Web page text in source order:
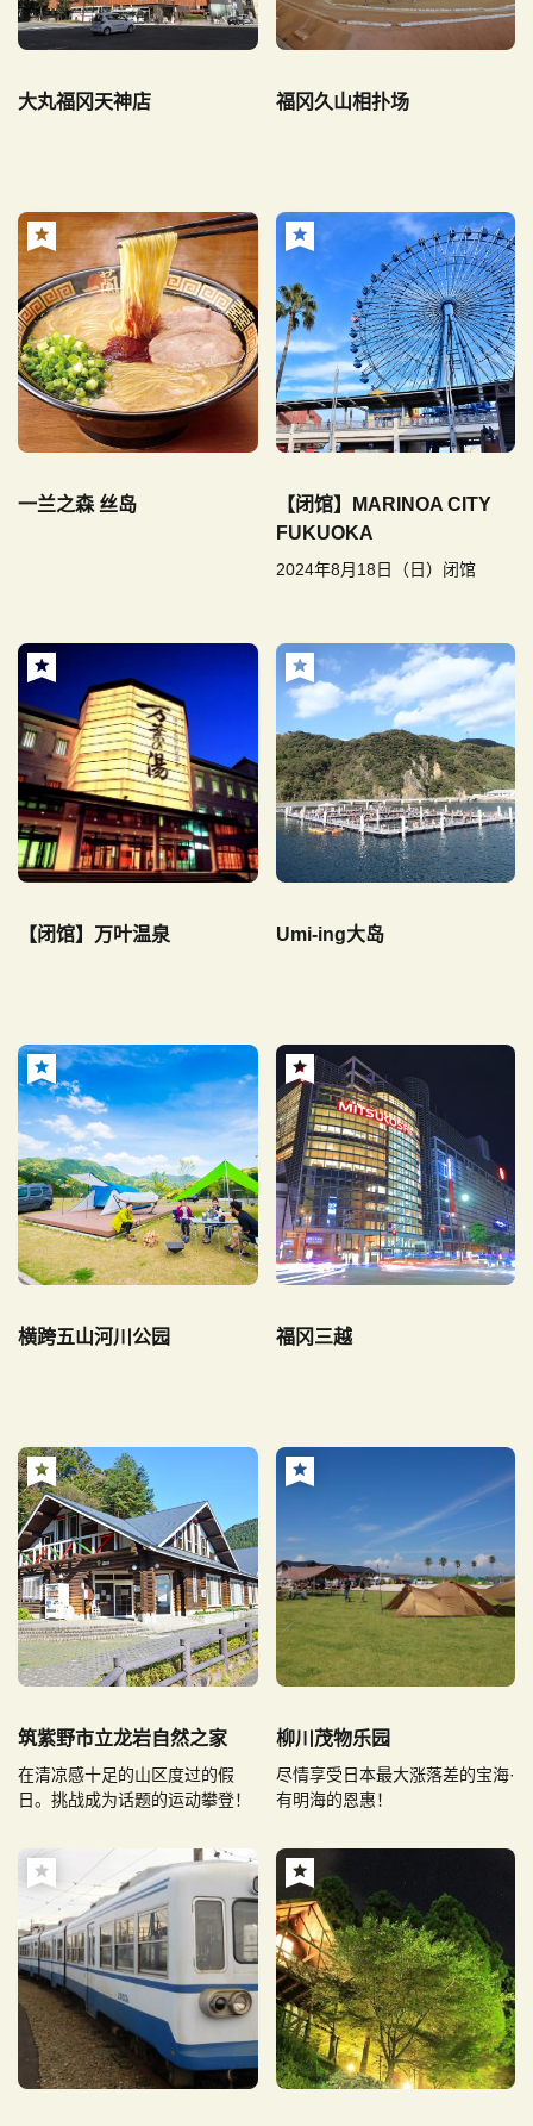
大丸福冈天神店 福冈久山相扑场
一兰之森 丝岛
【闭馆】MARINOA CITY
FUKUOKA
2024年8月18日（日）闭馆
【闭馆】万叶温泉 Umi-ing大岛
横跨五山河川公园 福冈三越
筑紫野市立龙岩自然之家
在清凉感十足的山区度过的假
日。挑战成为话题的运动攀登！
柳川茂物乐园
尽情享受日本最大涨落差的宝海·
有明海的恩惠！